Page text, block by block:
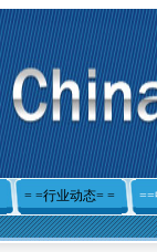
= =行业动态= =